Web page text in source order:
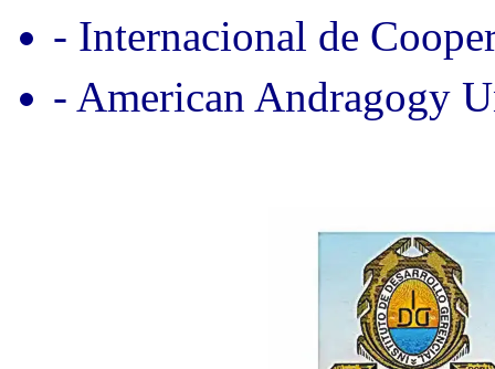
- Internacional de
- American Andragogy